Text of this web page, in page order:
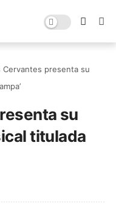
Cervantes presenta su
su
titulada